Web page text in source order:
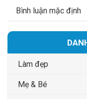
Làm đẹp
Mẹ & Bé
Bình luận mặc định